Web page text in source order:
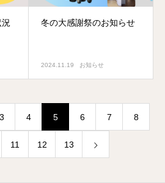
冬の大感謝祭のお知らせ
2024.11.19 お知らせ
3 4 5 6 7 8
11 12 13